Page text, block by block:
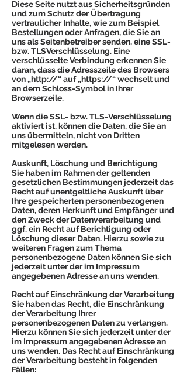
Diese Seite nutzt aus Sicherheitsgründen
und zum Schutz der Übertragung
vertraulicher Inhalte, wie zum Beispiel
Bestellungen oder Anfragen, die Sie an
uns als Seitenbetreiber senden, eine SSL-
bzw. TLSVerschlüsselung. Eine
verschlüsselte Verbindung erkennen Sie
daran, dass die Adresszeile des Browsers
von „http://“ auf „https://“ wechselt und
an dem Schloss-Symbol in Ihrer
Browserzeile.
Wenn die SSL- bzw. TLS-Verschlüsselung
aktiviert ist, können die Daten, die Sie an
uns übermitteln, nicht von Dritten
mitgelesen werden.
Auskunft, Löschung und Berichtigung
Sie haben im Rahmen der geltenden
gesetzlichen Bestimmungen jederzeit das
Recht auf unentgeltliche Auskunft über
Ihre gespeicherten personenbezogenen
Daten, deren Herkunft und Empfänger und
den Zweck der Datenverarbeitung und
ggf. ein Recht auf Berichtigung oder
Löschung dieser Daten. Hierzu sowie zu
weiteren Fragen zum Thema
personenbezogene Daten können Sie sich
jederzeit unter der im Impressum
angegebenen Adresse an uns wenden.
Recht auf Einschränkung der Verarbeitung
Sie haben das Recht, die Einschränkung
der Verarbeitung Ihrer
personenbezogenen Daten zu verlangen.
Hierzu können Sie sich jederzeit unter der
im Impressum angegebenen Adresse an
uns wenden. Das Recht auf Einschränkung
der Verarbeitung besteht in folgenden
Fällen: